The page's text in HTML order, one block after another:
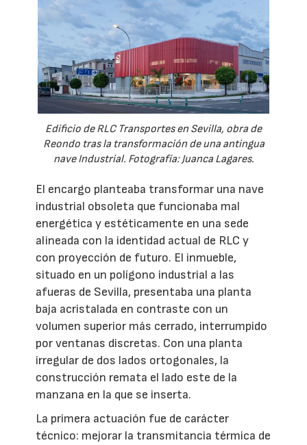
Edificio de RLC Transportes en Sevilla, obra de
Reondo tras la transformación de una antingua
nave Industrial. Fotografía: Juanca Lagares.
El encargo planteaba transformar una nave
industrial obsoleta que funcionaba mal
energética y estéticamente en una sede
alineada con la identidad actual de RLC y
con proyección de futuro. El inmueble,
situado en un polígono industrial a las
afueras de Sevilla, presentaba una planta
baja acristalada en contraste con un
volumen superior más cerrado, interrumpido
por ventanas discretas. Con una planta
irregular de dos lados ortogonales, la
construcción remata el lado este de la
manzana en la que se inserta.
La primera actuación fue de carácter
técnico: mejorar la transmitancia térmica de